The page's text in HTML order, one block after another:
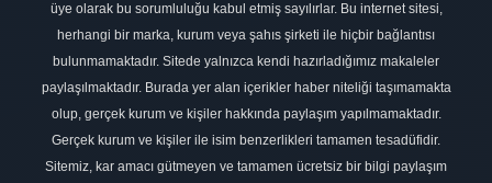
üye olarak bu sorumluluğu kabul etmiş sayılırlar. Bu internet sitesi,
herhangi bir marka, kurum veya şahıs şirketi ile hiçbir bağlantısı
bulunmamaktadır. Sitede yalnızca kendi hazırladığımız makaleler
paylaşılmaktadır. Burada yer alan içerikler haber niteliği taşımamakta
olup, gerçek kurum ve kişiler hakkında paylaşım yapılmamaktadır.
Gerçek kurum ve kişiler ile isim benzerlikleri tamamen tesadüfidir.
Sitemiz, kar amacı gütmeyen ve tamamen ücretsiz bir bilgi paylaşım